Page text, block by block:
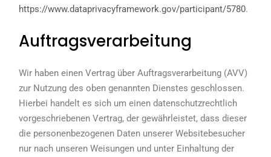
https://www.dataprivacyframework.gov/participant/5780.
Auftragsverarbeitung
Wir haben einen Vertrag über Auftragsverarbeitung (AVV)
zur Nutzung des oben genannten Dienstes geschlossen.
Hierbei handelt es sich um einen datenschutzrechtlich
vorgeschriebenen Vertrag, der gewährleistet, dass dieser
die personenbezogenen Daten unserer Websitebesucher
nur nach unseren Weisungen und unter Einhaltung der